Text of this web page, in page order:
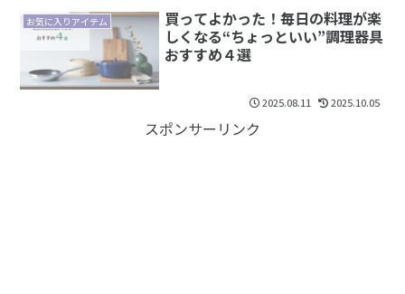
お気に入りアイテム
買ってよかった！毎日の料理が楽
しくなる“ちょっといい”調理器具
おすすめ４選
2025.08.11 2025.10.05
スポンサーリンク